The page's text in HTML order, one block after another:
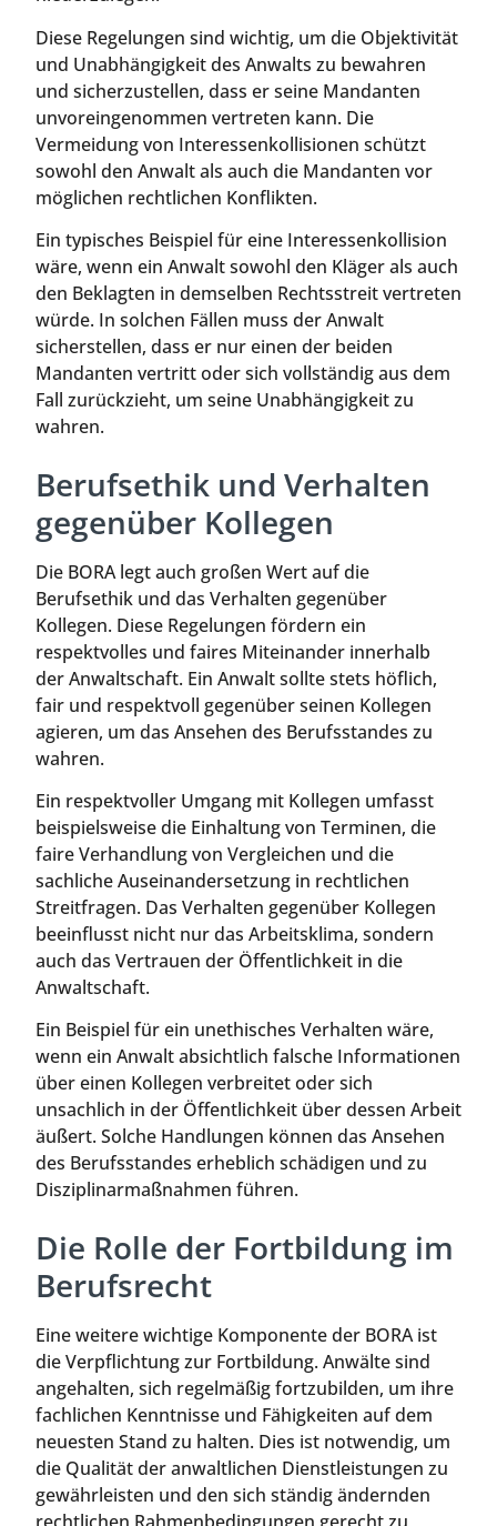
Diese Regelungen sind wichtig, um die Objektivität
und Unabhängigkeit des Anwalts zu bewahren
und sicherzustellen, dass er seine Mandanten
unvoreingenommen vertreten kann. Die
Vermeidung von Interessenkollisionen schützt
sowohl den Anwalt als auch die Mandanten vor
möglichen rechtlichen Konflikten.
Ein typisches Beispiel für eine Interessenkollision
wäre, wenn ein Anwalt sowohl den Kläger als auch
den Beklagten in demselben Rechtsstreit vertreten
würde. In solchen Fällen muss der Anwalt
sicherstellen, dass er nur einen der beiden
Mandanten vertritt oder sich vollständig aus dem
Fall zurückzieht, um seine Unabhängigkeit zu
wahren.
Berufsethik und Verhalten
gegenüber Kollegen
Die BORA legt auch großen Wert auf die
Berufsethik und das Verhalten gegenüber
Kollegen. Diese Regelungen fördern ein
respektvolles und faires Miteinander innerhalb
der Anwaltschaft. Ein Anwalt sollte stets höflich,
fair und respektvoll gegenüber seinen Kollegen
agieren, um das Ansehen des Berufsstandes zu
wahren.
Ein respektvoller Umgang mit Kollegen umfasst
beispielsweise die Einhaltung von Terminen, die
faire Verhandlung von Vergleichen und die
sachliche Auseinandersetzung in rechtlichen
Streitfragen. Das Verhalten gegenüber Kollegen
beeinflusst nicht nur das Arbeitsklima, sondern
auch das Vertrauen der Öffentlichkeit in die
Anwaltschaft.
Ein Beispiel für ein unethisches Verhalten wäre,
wenn ein Anwalt absichtlich falsche Informationen
über einen Kollegen verbreitet oder sich
unsachlich in der Öffentlichkeit über dessen Arbeit
äußert. Solche Handlungen können das Ansehen
des Berufsstandes erheblich schädigen und zu
Disziplinarmaßnahmen führen.
Die Rolle der Fortbildung im
Berufsrecht
Eine weitere wichtige Komponente der BORA ist
die Verpflichtung zur Fortbildung. Anwälte sind
angehalten, sich regelmäßig fortzubilden, um ihre
fachlichen Kenntnisse und Fähigkeiten auf dem
neuesten Stand zu halten. Dies ist notwendig, um
die Qualität der anwaltlichen Dienstleistungen zu
gewährleisten und den sich ständig ändernden